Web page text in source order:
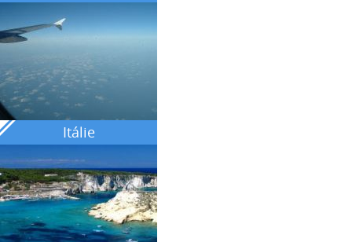
Itálie